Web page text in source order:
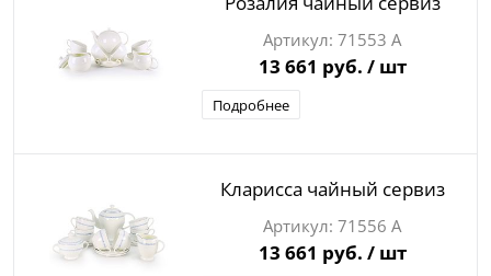
71553 А
13 661 руб. / шт
Подробнее
Кларисса чайный сервиз
71556 А
13 661 руб. / шт